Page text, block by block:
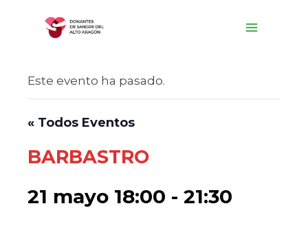
Este evento ha pasado.
« Todos Eventos
BARBASTRO
21 mayo 18:00 - 21:30